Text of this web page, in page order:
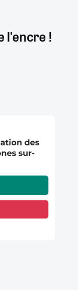
l'encre !